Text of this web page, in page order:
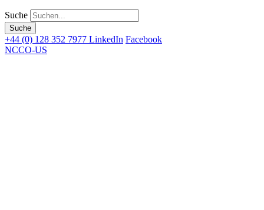
Suche
+44 (0) 128 352 7977 LinkedIn Facebook
NCCO-US